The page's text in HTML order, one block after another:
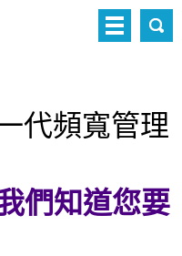
代頻寬管理
們知道您要